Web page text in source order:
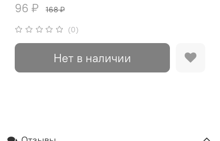
(0)
96 ₽ 168 ₽
Нет в наличии